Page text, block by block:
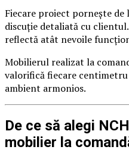
Fiecare proiect pornește de
discuție detaliată cu
reflectă atât nevoile
Mobilierul realizat la
valorifică fiecare
ambient armonios.
De ce să alegi
mobilier la